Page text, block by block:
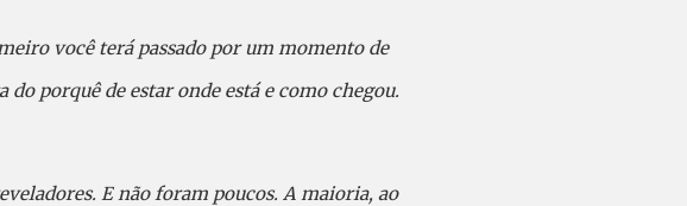
você terá passado por um momento de
porquê de estar onde está e como chegou.
E não foram poucos. A maioria, ao